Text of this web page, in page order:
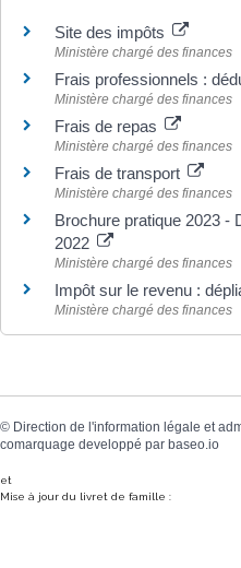
Site des impôts
Ministère chargé des finances
Frais professionnels :
Ministère chargé des finances
Frais de repas
Ministère chargé des finances
Frais de transport
Ministère chargé des finances
Brochure pratique 2023 -
2022
Ministère chargé des finances
Impôt sur le revenu :
Ministère chargé des finances
© Direction de l'information légale et
comarquage developpé par baseo.io
et
Mise à jour du livret de famille :